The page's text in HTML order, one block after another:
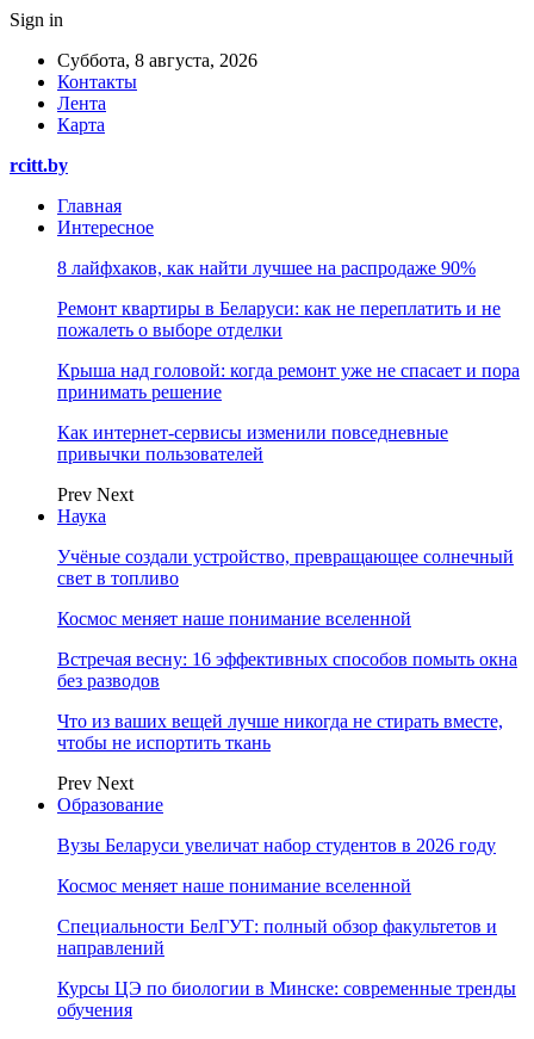
Sign in
Суббота, 8 августа, 2026
Контакты
Лента
Карта
rcitt.by
Главная
Интересное
8 лайфхаков, как найти лучшее на распродаже 90%
Ремонт квартиры в Беларуси: как не переплатить и не
пожалеть о выборе отделки
Крыша над головой: когда ремонт уже не спасает и пора
принимать решение
Как интернет-сервисы изменили повседневные
привычки пользователей
Prev Next
Наука
Учёные создали устройство, превращающее солнечный
свет в топливо
Космос меняет наше понимание вселенной
Встречая весну: 16 эффективных способов помыть окна
без разводов
Что из ваших вещей лучше никогда не стирать вместе,
чтобы не испортить ткань
Prev Next
Образование
Вузы Беларуси увеличат набор студентов в 2026 году
Космос меняет наше понимание вселенной
Специальности БелГУТ: полный обзор факультетов и
направлений
Курсы ЦЭ по биологии в Минске: современные тренды
обучения